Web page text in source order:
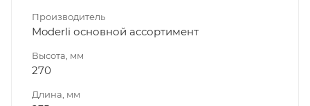
Производитель
Moderli основной ассортимент
Высота, мм
270
Длина, мм